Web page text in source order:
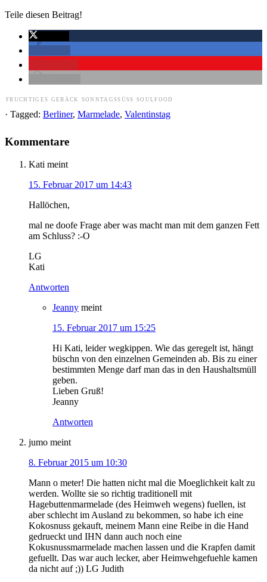
Teile diesen Beitrag!
FRUCHTIGES GEBÄCK SONNTAGSSÜSS SOULFOOD
· Tagged: Berliner, Marmelade, Valentinstag
Kommentare
Kati meint
15. Februar 2017 um 14:43
Hallöchen,
mal ne doofe Frage aber was macht man mit dem ganzen Fett
am Schluss? :-O
LG
Kati
Antworten
Jeanny meint
15. Februar 2017 um 15:25
Hi Kati, leider wegkippen. Wie das geregelt ist, hängt
büschn von den einzelnen Gemeinden ab. Bis zu einer
bestimmten Menge darf man das in den Haushaltsmüll
geben.
Lieben Gruß!
Jeanny
Antworten
jumo meint
8. Februar 2015 um 10:30
Mann o meter! Die hatten nicht mal die Moeglichkeit kalt zu
werden. Wollte sie so richtig traditionell mit
Hagebuttenmarmelade (des Heimweh wegens) fuellen, ist
aber schlecht im Ausland zu bekommen, so habe ich eine
Kokosnuss gekauft, meinem Mann eine Reibe in die Hand
gedrueckt und IHN dann auch noch eine
Kokusnussmarmelade machen lassen und die Krapfen damit
gefuellt. Das war auch lecker, aber Heimwehgefuehle kamen
da nicht auf ;)) LG Judith